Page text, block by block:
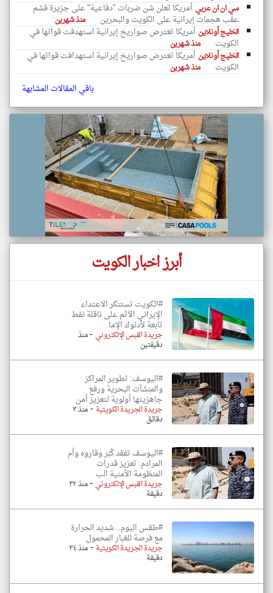
سي ان ان عربي أمريكا تعلن شن ضربات "دفاعية" على جزيرة قشم
عقب هجمات إيرانية على الكويت والبحرين
منذ شهرين
الخليج أونلاين أمريكا تعترض صواريخ إيرانية استهدفت قواتها في
الكويت
منذ شهرين
الخليج أونلاين أمريكا تعترض صواريخ إيرانية استهدافت قواتها في
الكويت منذ شهرين
باقي المقالات المشابهة
أبرز اخبار الكويت
#الكويت تستنكر الاعتداء
الإيراني الآثم على ناقلة نفط
تابعة لأدنوك الإما
جريدة القبس الإلكتروني -منذ
دقيقتين
#اليوسف: تطوير المراكز
والمنشآت البحرية ورفع
جاهزيتها أولوية لتعزيز أمن
جريدة الجريدة الكويتية- منذ ٣
دقائق
#اليوسف تفقد كُبّر وقاروه وأم
المرادم: تعزيز قدرات
المنظومة الأمنية الب
جريدة القبس الإلكتروني - منذ ٣٢
دقيقة
#طقس اليوم.. شديد الحرارة
مع فرصة للغبار المحمول
جريدة الجريدة الكويتية- منذ ٣٤
دقيقة